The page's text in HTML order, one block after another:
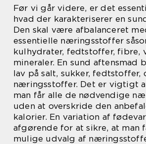
Før vi går videre, er det
hvad der karakteriserer en
Den skal være afbalanceret
essentielle næringsstoffer
kulhydrater, fedtstoffer, fibre,
mineraler. En sund aftensmad
lav på salt, sukker, fedtstoffer,
næringsstoffer. Det er vigtigt
man får alle de nødvendige
uden at overskride den
kalorier. En variation af
afgørende for at sikre, at man
mulige udvalg af